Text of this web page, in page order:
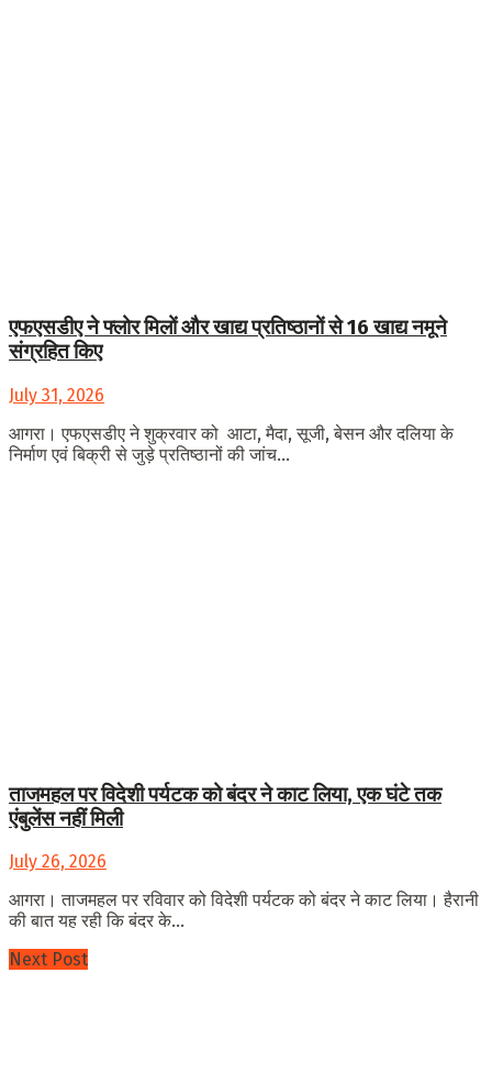
एफएसडीए ने फ्लोर मिलों और खाद्य प्रतिष्ठानों से 16 खाद्य नमूने
संग्रहित किए
July 31, 2026
आगरा। एफएसडीए ने शुक्रवार को आटा, मैदा, सूजी, बेसन और दलिया के
निर्माण एवं बिक्री से जुड़े प्रतिष्ठानों की जांच...
ताजमहल पर विदेशी पर्यटक को बंदर ने काट लिया, एक घंटे तक
एंबुलेंस नहीं मिली
July 26, 2026
आगरा। ताजमहल पर रविवार को विदेशी पर्यटक को बंदर ने काट लिया। हैरानी
की बात यह रही कि बंदर के...
Next Post